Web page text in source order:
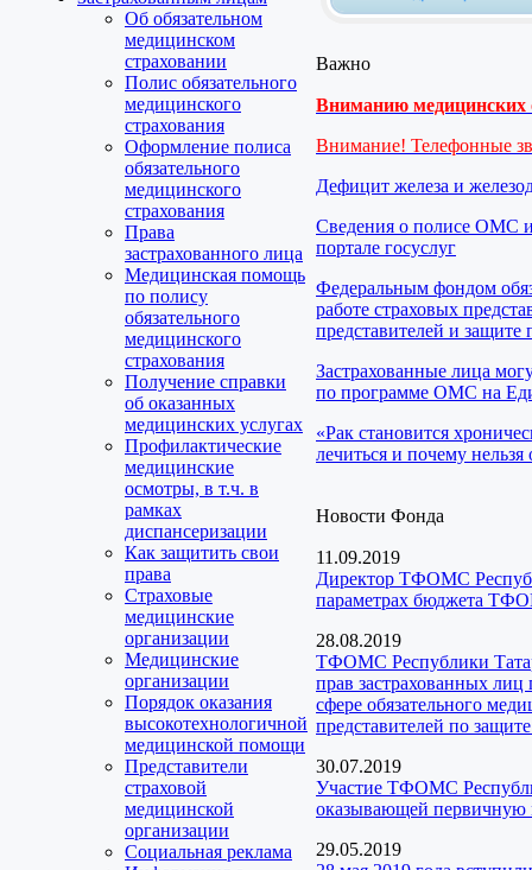
Об обязательном
медицинском
страховании
Полис обязательного
медицинского
страхования
Оформление полиса
обязательного
медицинского
страхования
Права
застрахованного лица
Медицинская помощь
по полису
обязательного
медицинского
страхования
Получение справки
об оказанных
медицинских услугах
Профилактические
медицинские
осмотры, в т.ч. в
рамках
диспансеризации
Как защитить свои
права
Страховые
медицинские
организации
Медицинские
организации
Порядок оказания
высокотехнологичной
медицинской помощи
Представители
страховой
медицинской
организации
Социальная реклама
Важно
Вниманию медицинских
Внимание! Телефонные
Дефицит железа и
Сведения о полисе ОМС
портале госуслуг
Федеральным фондом
работе страховых
представителей и защите
Застрахованные лица
по программе ОМС на
«Рак становится
лечиться и почему нельзя
Новости Фонда
11.09.2019
Директор ТФОМС
параметрах бюджета
28.08.2019
ТФОМС Республики
прав застрахованных
сфере обязательного
представителей по
30.07.2019
Участие ТФОМС
оказывающей первичную
29.05.2019